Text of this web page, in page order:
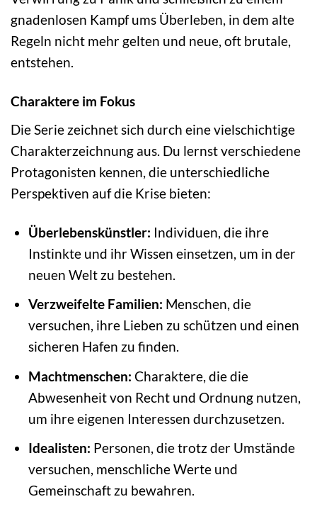
gnadenlosen Kampf ums Überleben, in dem alte
Regeln nicht mehr gelten und neue, oft brutale,
entstehen.
Charaktere im Fokus
Die Serie zeichnet sich durch eine vielschichtige
Charakterzeichnung aus. Du lernst verschiedene
Protagonisten kennen, die unterschiedliche
Perspektiven auf die Krise bieten:
Überlebenskünstler: Individuen, die ihre
Instinkte und ihr Wissen einsetzen, um in der
neuen Welt zu bestehen.
Verzweifelte Familien: Menschen, die
versuchen, ihre Lieben zu schützen und einen
sicheren Hafen zu finden.
Machtmenschen: Charaktere, die die
Abwesenheit von Recht und Ordnung nutzen,
um ihre eigenen Interessen durchzusetzen.
Idealisten: Personen, die trotz der Umstände
versuchen, menschliche Werte und
Gemeinschaft zu bewahren.